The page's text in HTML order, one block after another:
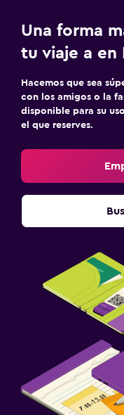
Una forma
tu viaje a en
Hacemos que sea
con los amigos o la
disponible para su
el que reserves.